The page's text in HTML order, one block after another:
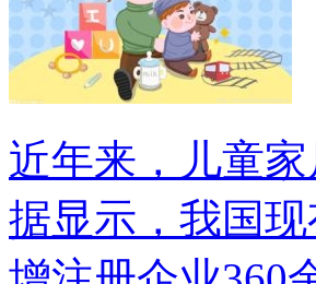
近年来，儿童
据显示，我国